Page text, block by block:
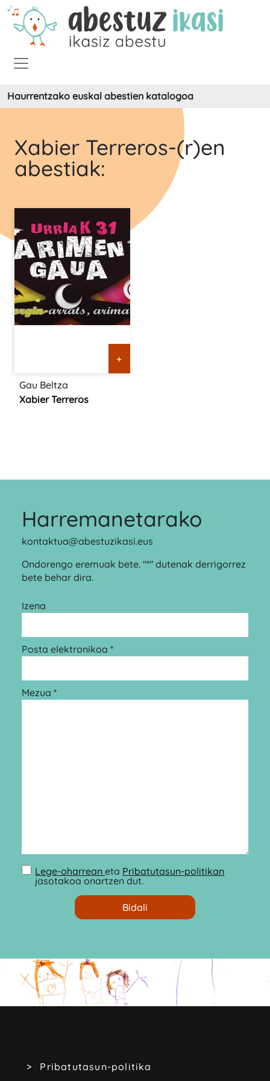
Haurrentzako euskal abestien katalogoa
Xabier Terreros-(r)en
abestiak:
+
Gau Beltza
Xabier Terreros
Harremanetarako
kontaktua@abestuzikasi.eus
Ondorengo eremuak bete. "*" dutenak derrigorrez
bete behar dira.
Izena
Posta elektronikoa *
Mezua *
Lege-oharreaneta Pribatutasun-politikan
jasotakoa onartzen dut.
Pribatutasun-politika